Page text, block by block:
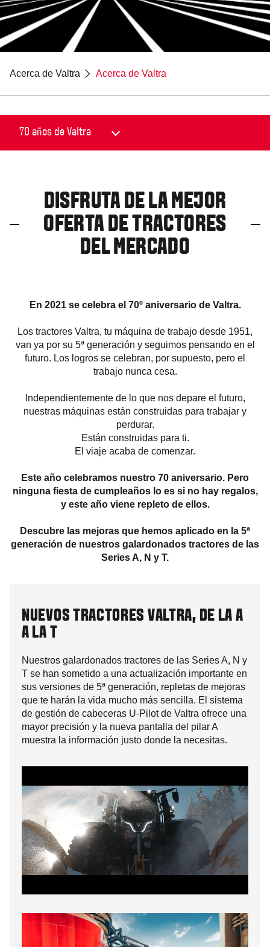
Acerca de Valtra Acerca de Valtra
DISFRUTA DE LA MEJOR
OFERTA DE TRACTORES
DEL MERCADO
En 2021 se celebra el 70º aniversario de Valtra.
Los tractores Valtra, tu máquina de trabajo desde 1951,
van ya por su 5ª generación y seguimos pensando en el
futuro. Los logros se celebran, por supuesto, pero el
trabajo nunca cesa.
Independientemente de lo que nos depare el futuro,
nuestras máquinas están construidas para trabajar y
perdurar.
Están construidas para ti.
El viaje acaba de comenzar.
Este año celebramos nuestro 70 aniversario. Pero
ninguna fiesta de cumpleaños lo es si no hay regalos,
y este año viene repleto de ellos.
Descubre las mejoras que hemos aplicado en la 5ª
generación de nuestros galardonados tractores de las
Series A, N y T.
NUEVOS TRACTORES VALTRA, DE LA A
A LA T
Nuestros galardonados tractores de las Series A, N y
T se han sometido a una actualización importante en
sus versiones de 5ª generación, repletas de mejoras
que te harán la vida mucho más sencilla. El sistema
de gestión de cabeceras U-Pilot de Valtra ofrece una
mayor precisión y la nueva pantalla del pilar A
muestra la información justo donde la necesitas.